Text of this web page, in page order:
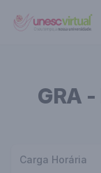
UNESC VIRTUAL
GRA
Carga Horária